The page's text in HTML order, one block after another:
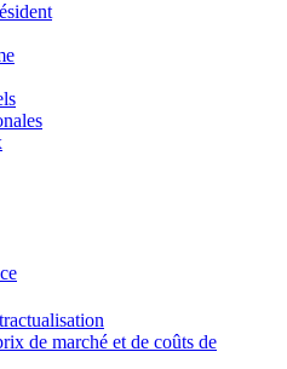
de marché et de coûts de